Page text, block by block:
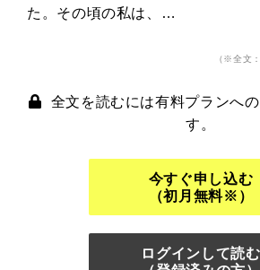
た。その頃の私は、…
（※全文
全文を読むには有料プランへ
す。
今すぐ申し込む
（初月無料※）
ログインして読む